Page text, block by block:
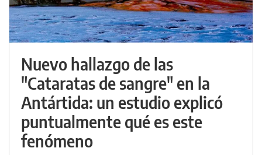
Nuevo hallazgo de las
"Cataratas de sangre" en la
Antártida: un estudio explicó
puntualmente qué es este
fenómeno